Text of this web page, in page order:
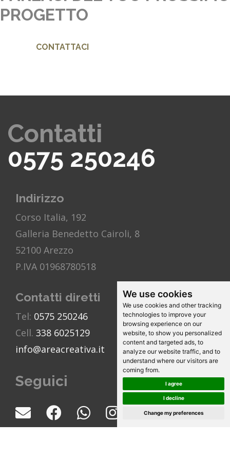
We use cookies
We use cookies and other tracking
technologies to improve your
browsing experience on our
website, to show you personalized
content and targeted ads, to
analyze our website traffic, and to
understand where our visitors are
coming from.
I agree
I decline
Change my preferences
PROGETTO
CONTATTACI
Contatti
0575 250246
Indirizzo
Corso Italia, 192
Galleria Benedetto Cairoli, 8
52100 Arezzo
P.IVA 01968780518
Contatti diretti
Tel: 0575 250246
Cell. 338 6025129
info@areacreativa.it
Seguici